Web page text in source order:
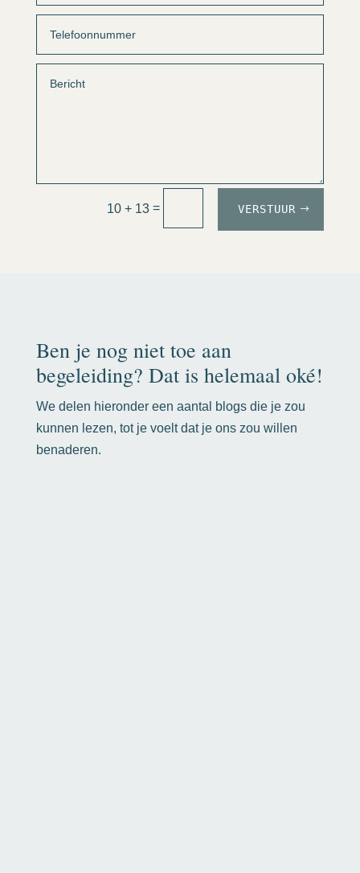
10 + 13 = VERSTUUR
Ben je nog niet toe aan
begeleiding? Dat is helemaal oké!
We delen hieronder een aantal blogs die je zou
kunnen lezen, tot je voelt dat je ons zou willen
benaderen.